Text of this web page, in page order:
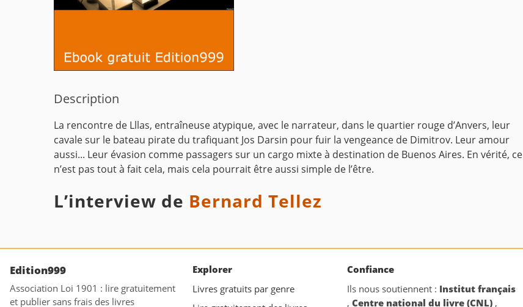
Description
La rencontre de Lllas, entraîneuse atypique, avec le narrateur, dans le quartier rouge d’Anvers, leur
cavale sur le bateau pirate du trafiquant Jos Darsin pour fuir la vengeance de Dimitrov. Leur amour
aussi... Leur évasion comme passagers sur un cargo mixte à destination de Buenos Aires. En vérité, ce
n’est pas tout à fait cela, mais cela pourrait être aussi simple de l’être.
L’interview de Bernard Tellez
Edition999
Association Loi 1901 : lire gratuitement
et publier sans frais des livres
Explorer
Livres gratuits par genre
Confiance
Ils nous soutiennent : Institut français
, Centre national du livre (CNL) ,